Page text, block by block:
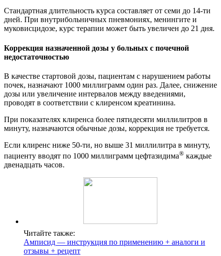
Стандартная длительность курса составляет от семи до 14-ти
дней. При внутрибольничных пневмониях, менингите и
муковисцидозе, курс терапии может быть увеличен до 21 дня.
Коррекция назначенной дозы у больных с почечной
недостаточностью
В качестве стартовой дозы, пациентам с нарушением работы
почек, назначают 1000 миллиграмм один раз. Далее, снижение
дозы или увеличение интервалов между введениями,
проводят в соответствии с клиренсом креатинина.
При показателях клиренса более пятидесяти миллилитров в
минуту, назначаются обычные дозы, коррекция не требуется.
Если клиренс ниже 50-ти, но выше 31 миллилитра в минуту,
пациенту вводят по 1000 миллиграмм цефтазидима® каждые
двенадцать часов.
Читайте также:
Амписид — инструкция по применению + аналоги и
отзывы + рецепт